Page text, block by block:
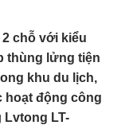
2 chỗ với kiểu
thùng lửng tiện
khu du lịch,
hoạt động công
Lvtong LT-